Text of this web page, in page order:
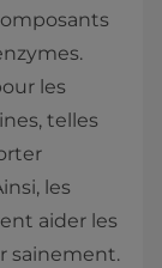
les
telles
les
aider les
sainement.